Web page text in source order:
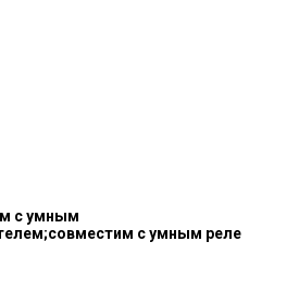
с умным
с умным реле